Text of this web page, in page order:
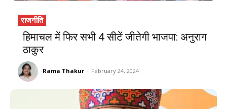
राजनीति
हिमाचल में फिर सभी 4 सीटें जीतेगी भाजपा: अनुराग
ठाकुर
Rama Thakur - February 24, 2024